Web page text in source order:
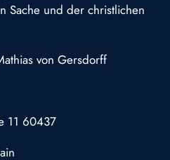
Sache und der christlichen
von Gersdorff
11 60437